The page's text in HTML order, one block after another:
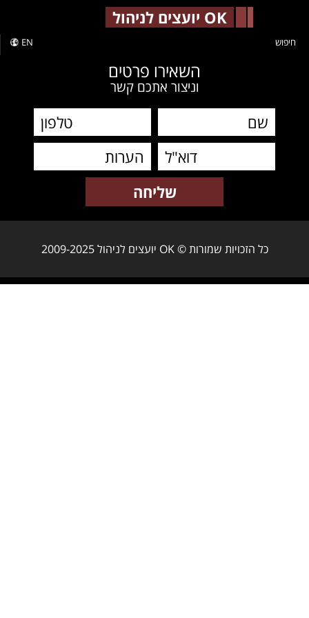
OK יועצים לניהול
EN חיפוש
השאירו פרטים
וניצור אתכם קשר
כל הזכויות שמורות © OK יועצים לניהול 2009-2025